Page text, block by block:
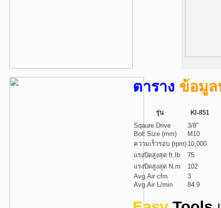
ตาราง ข้อมูล
รุ่น
KI-851
Sqaure Drive
3/8"
Bolt Size (mm)
M10
ความเร็วรอบ (rpm) 10,000
แรงบิดสูงสุด ft.Ib
75
แรงบิดสูงสุด N.m
102
Avg.Air cfm
3
Avg.Air L/min
84.9